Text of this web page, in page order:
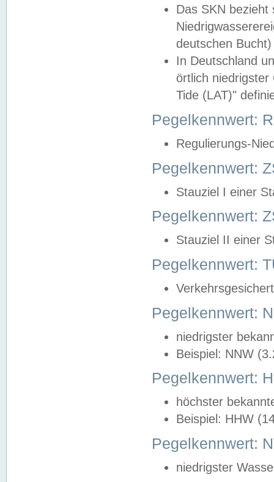
Das SKN
deutschen
In Deutschland
örtlich
Tide (LAT)"
Pegelkennwert:
Regulierungs-
Pegelkennwert:
Stauziel I einer
Pegelkennwert:
Stauziel II einer
Pegelkennwert:
Pegelkennwert:
niedrigster
Beispiel: NNW
Pegelkennwert:
höchster
Beispiel: HHW
Pegelkennwert:
niedrigster